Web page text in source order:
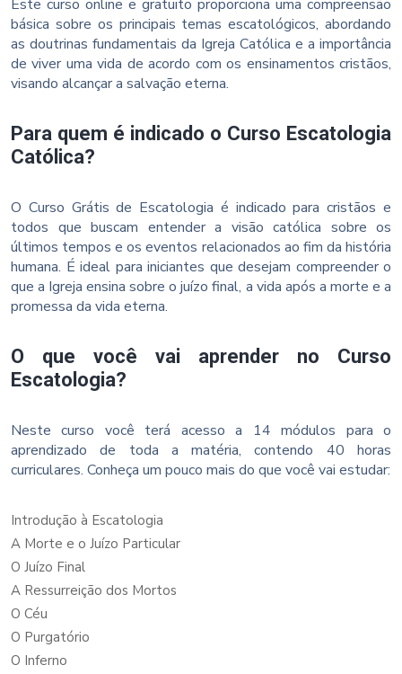
Este curso online e gratuito proporciona uma compreensão
básica sobre os principais temas escatológicos, abordando
as doutrinas fundamentais da Igreja Católica e a importância
de viver uma vida de acordo com os ensinamentos cristãos,
visando alcançar a salvação eterna.
Para quem é indicado o Curso Escatologia
Católica?
O Curso Grátis de Escatologia é indicado para cristãos e
todos que buscam entender a visão católica sobre os
últimos tempos e os eventos relacionados ao fim da história
humana. É ideal para iniciantes que desejam compreender o
que a Igreja ensina sobre o juízo final, a vida após a morte e a
promessa da vida eterna.
O que você vai aprender no Curso
Escatologia?
Neste curso você terá acesso a 14 módulos para o
aprendizado de toda a matéria, contendo 40 horas
curriculares. Conheça um pouco mais do que você vai estudar:
Introdução à Escatologia
A Morte e o Juízo Particular
O Juízo Final
A Ressurreição dos Mortos
O Céu
O Purgatório
O Inferno